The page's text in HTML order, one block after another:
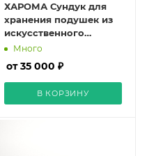
ХАРОМА Сундук для
хранения подушек из
искусственного
ротанга
Много
от 35 000 ₽
В КОРЗИНУ